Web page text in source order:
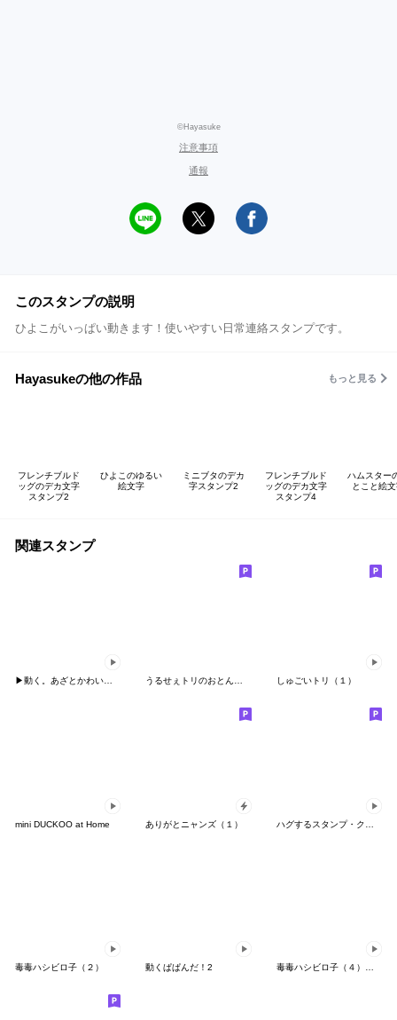
©Hayasuke
注意事項
通報
このスタンプの説明
ひよこがいっぱい動きます！使いやすい日常連絡スタンプです。
Hayasukeの他の作品 もっと見る
フレンチブルド
ッグのデカ文字
スタンプ2
ひよこのゆるい
絵文字
ミニブタのデカ
字スタンプ2
フレンチブルド
ッグのデカ文字
スタンプ4
ハムスター
とこと絵
関連スタンプ
▶動く。あざとかわいいめんたいこ2 うるせぇトリのおとん★哀愁 しゅごいトリ（１）
mini DUCKOO at Home ありがとニャンズ（１）
毒毒ハシビロ子（２） 動くぱぱんだ！2